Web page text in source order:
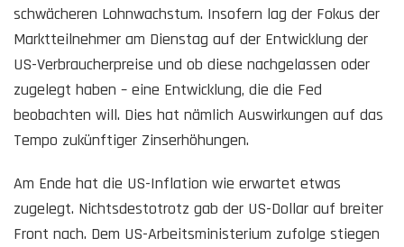
schwächeren Lohnwachstum. Insofern lag der Fokus der
Marktteilnehmer am Dienstag auf der Entwicklung der
US-Verbraucherpreise und ob diese nachgelassen oder
zugelegt haben – eine Entwicklung, die die Fed
beobachten will. Dies hat nämlich Auswirkungen auf das
Tempo zukünftiger Zinserhöhungen.
Am Ende hat die US-Inflation wie erwartet etwas
zugelegt. Nichtsdestotrotz gab der US-Dollar auf breiter
Front nach. Dem US-Arbeitsministerium zufolge stiegen